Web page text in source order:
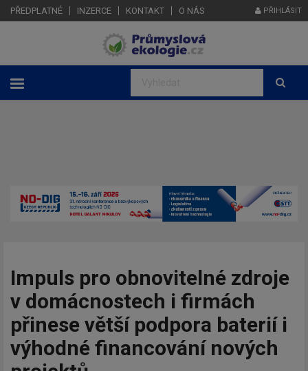
PŘEDPLATNÉ INZERCE KONTAKT O NÁS PŘIHLÁSIT
Impuls pro obnovitelné zdroje
v domácnostech i firmách
přinese větší podpora baterií i
výhodné financování nových